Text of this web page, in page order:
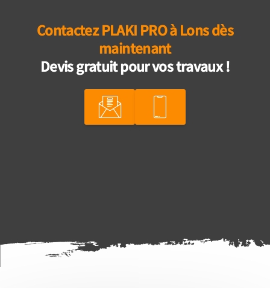
Contactez PLAKI PRO à Lons dès
maintenant
Devis gratuit pour vos travaux !